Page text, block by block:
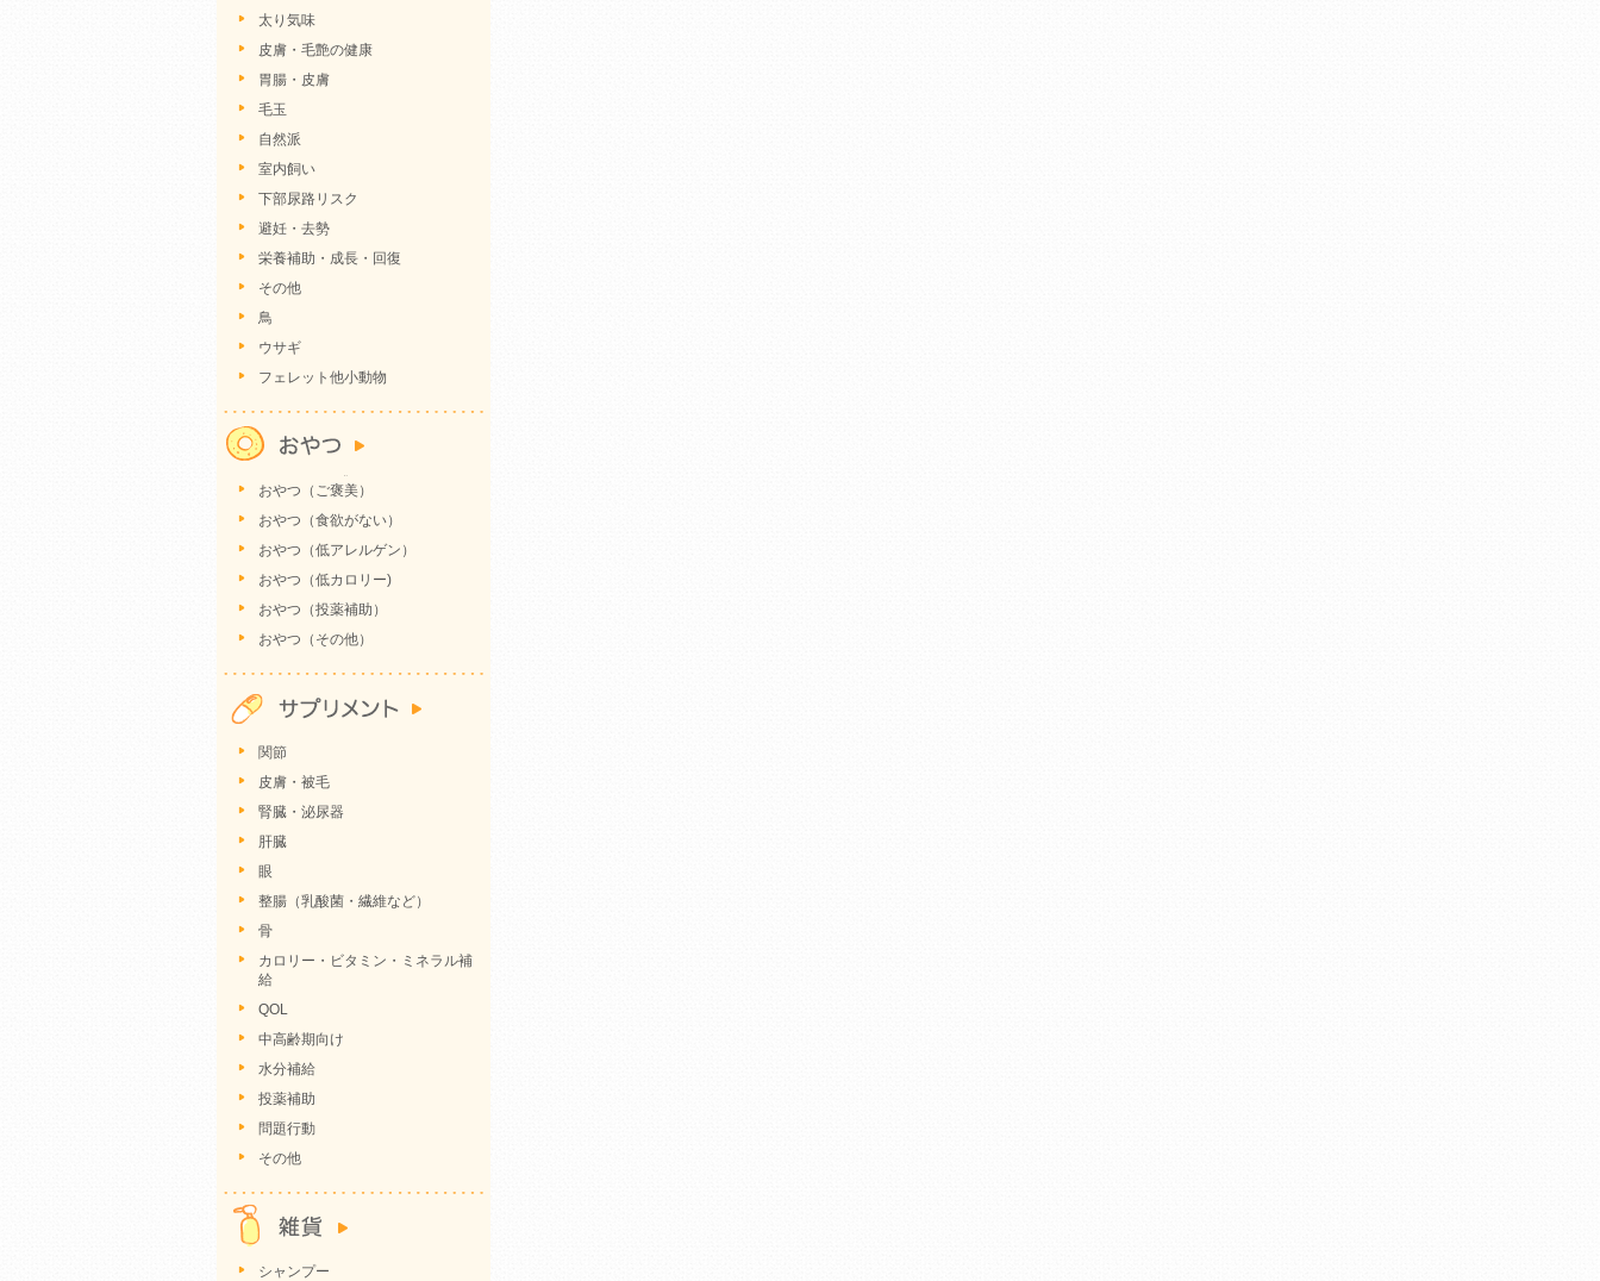
太り気味
皮膚・毛艶の健康
胃腸・皮膚
毛玉
自然派
室内飼い
下部尿路リスク
避妊・去勢
栄養補助・成長・回復
その他
鳥
ウサギ
フェレット他小動物
おやつ（ご褒美）
おやつ（食欲がない）
おやつ（低アレルゲン）
おやつ（低カロリー)
おやつ（投薬補助）
おやつ（その他）
関節
皮膚・被毛
腎臓・泌尿器
肝臓
眼
整腸（乳酸菌・繊維など）
骨
カロリー・ビタミン・ミネラル補
給
QOL
中高齢期向け
水分補給
投薬補助
問題行動
その他
シャンプー